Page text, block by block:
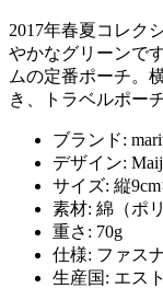
2017年春夏コレク
やかなグリーンで
ムの定番ポーチ。
き、トラベルポー
ブランド:
デザイン:
サイズ: 縦
素材: 綿（ポ
重さ: 70g
仕様: ファス
生産国: エス